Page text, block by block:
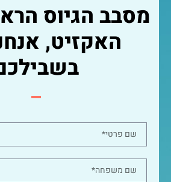
מסבב הגיוס
האקזיט,